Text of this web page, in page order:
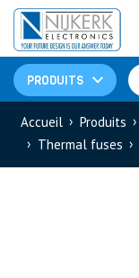
PRODUITS
Resistors(781)
Shunt Resistor
Accueil Produits
Thermal fuses